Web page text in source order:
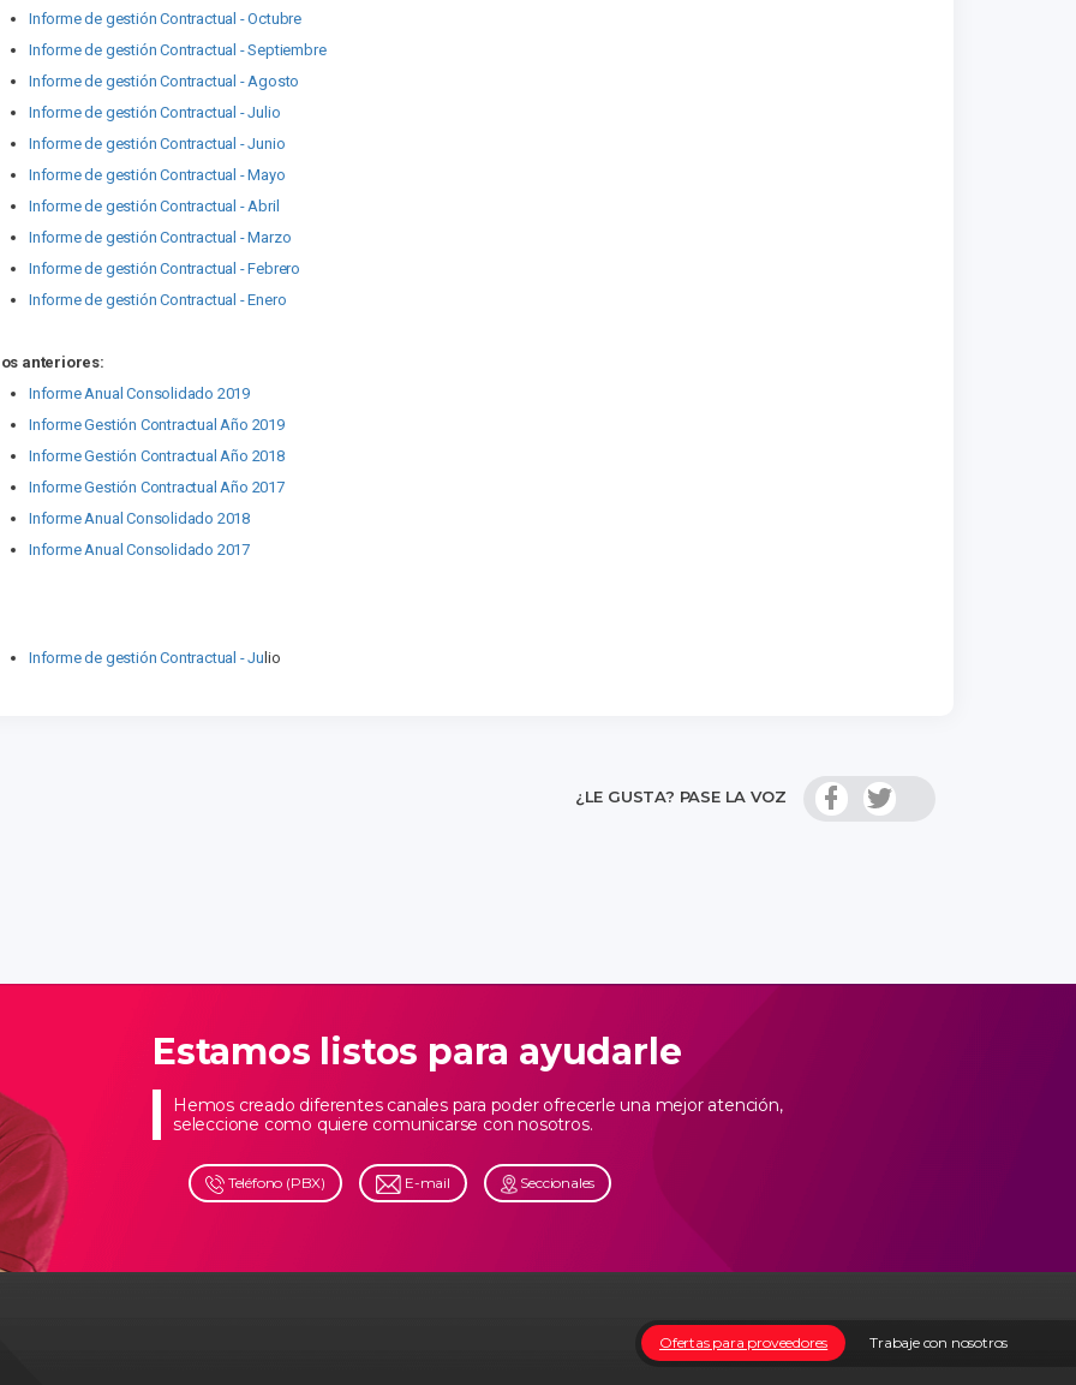
Informe de gestión Contractual - Octubre
Informe de gestión Contractual - Septiembre
Informe de gestión Contractual - Agosto
Informe de gestión Contractual - Julio
Informe de gestión Contractual - Junio
Informe de gestión Contractual - Mayo
Informe de gestión Contractual - Abril
Informe de gestión Contractual - Marzo
Informe de gestión Contractual - Febrero
Informe de gestión Contractual - Enero
anteriores:
Informe Anual Consolidado 2019
Informe Gestión Contractual Año 2019
Informe Gestión Contractual Año 2018
Informe Gestión Contractual Año 2017
Informe Anual Consolidado 2018
Informe Anual Consolidado 2017
Informe de gestión Contractual - Ju lio
¿LE GUSTA? PASE LA VOZ
Estamos listos para ayudarle
Hemos creado diferentes canales para poder ofrecerle una mejor atención,
seleccione como quiere comunicarse con nosotros.
Teléfono (PBX) E-mail Seccionales
Trabaje con nosotros
Ofertas para proveedores